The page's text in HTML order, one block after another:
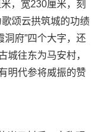
，宽230厘米，刻
颂云拱筑城的功绩
洞府”四个大字，还
城往东为马安村，
明代参将威振的赞